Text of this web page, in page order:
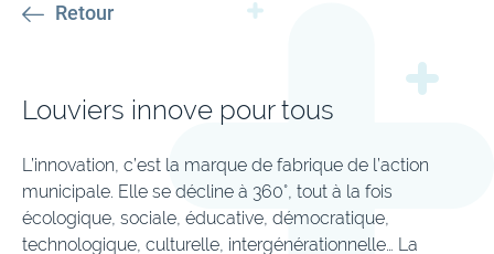
Retour
Louviers innove pour tous
L’innovation, c’est la marque de fabrique de l’action
municipale. Elle se décline à 360°, tout à la fois
écologique, sociale, éducative, démocratique,
technologique, culturelle, intergénérationnelle… La